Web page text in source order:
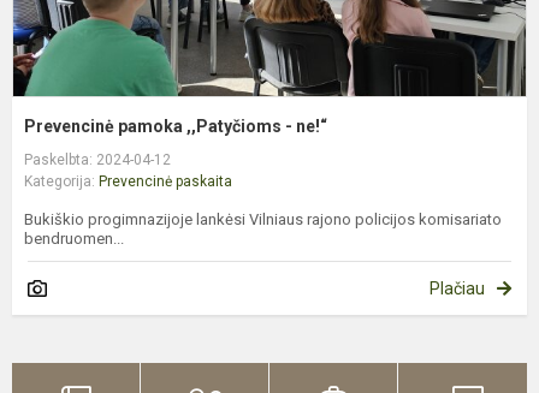
Prevencinė pamoka ,,Patyčioms - ne!“
Paskelbta: 2024-04-12
Kategorija: Prevencinė paskaita
Bukiškio progimnazijoje lankėsi Vilniaus rajono policijos komisariato
bendruomen...
Plačiau